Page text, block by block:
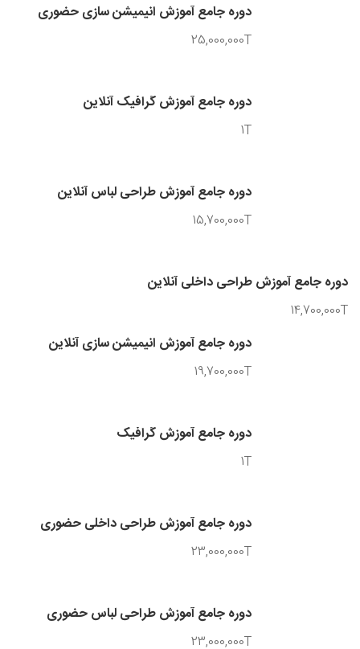
دوره جامع آموزش انیمیشن سازی حضوری
25,000,000T
دوره جامع آموزش گرافیک آنلاین
1T
دوره جامع آموزش طراحی لباس آنلاین
15,700,000T
دوره جامع آموزش طراحی داخلی آنلاین
14,700,000T
دوره جامع آموزش انیمیشن سازی آنلاین
19,700,000T
دوره جامع آموزش گرافیک
1T
دوره جامع آموزش طراحی داخلی حضوری
23,000,000T
دوره جامع آموزش طراحی لباس حضوری
23,000,000T